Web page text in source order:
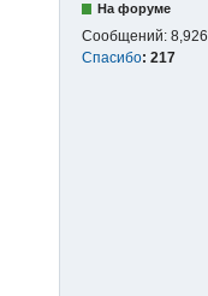
На форуме
Сообщений: 8,926
Спасибо: 217